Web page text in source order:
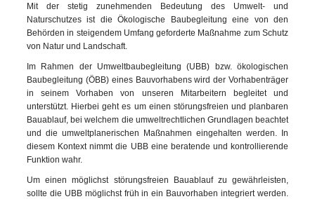
Mit der stetig zunehmenden Bedeutung des Umwelt- und
Naturschutzes ist die Ökologische Baubegleitung eine von den
Behörden in steigendem Umfang geforderte Maßnahme zum Schutz
von Natur und Landschaft.
Im Rahmen der Umweltbaubegleitung (UBB) bzw. ökologischen
Baubegleitung (ÖBB) eines Bauvorhabens wird der Vorhabenträger
in seinem Vorhaben von unseren Mitarbeitern begleitet und
unterstützt. Hierbei geht es um einen störungsfreien und planbaren
Bauablauf, bei welchem die umweltrechtlichen Grundlagen beachtet
und die umweltplanerischen Maßnahmen eingehalten werden. In
diesem Kontext nimmt die UBB eine beratende und kontrollierende
Funktion wahr.
Um einen möglichst störungsfreien Bauablauf zu gewährleisten,
sollte die UBB möglichst früh in ein Bauvorhaben integriert werden.